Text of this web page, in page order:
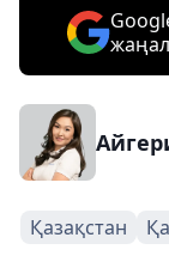
Қазақстан